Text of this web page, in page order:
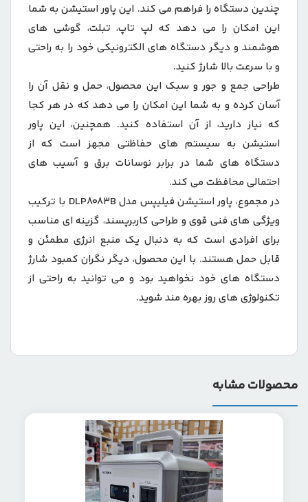
چندین دستگاه را فراهم می کند. این پاور استیشن به شما
این امکان را می دهد که لپ تاپ، تبلت، گوشی های
هوشمند و دیگر دستگاه های الکترونیکی خود را به راحتی
و با سرعت بالا شارژ کنید.
طراحی جمع و جور و سبک این محصول، حمل و نقل آن را
آسان کرده و به شما این امکان را می دهد که در هر کجا
که نیاز دارید، از آن استفاده کنید. همچنین، این پاور
استیشن به سیستم های حفاظتی مجهز است که از
دستگاه های شما در برابر نوسانات برق و آسیب های
احتمالی محافظت می کند.
در مجموع، پاور استيشن فیلیپس مدل DLP8083B با ترکیب
ویژگی های فنی قوی و طراحی کاربرپسند، گزینه ای مناسب
برای افرادی است که به دنبال یک منبع انرژی مطمئن و
قابل حمل هستند. با این محصول، دیگر نگران کمبود شارژ
دستگاه های خود نخواهید بود و می توانید به راحتی از
تکنولوژی های روز بهره مند شوید.
محصولات مشابه